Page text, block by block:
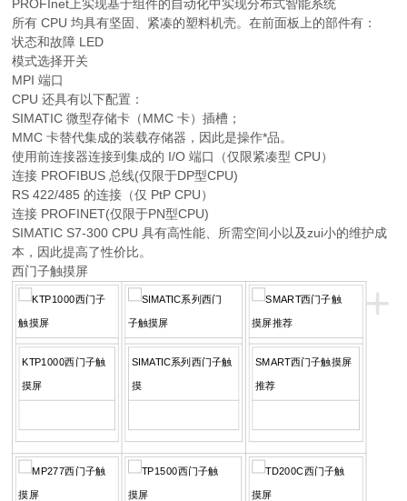
PROFInet上实现基于组件的自动化中实现分布式智能系统
所有 CPU 均具有坚固、紧凑的塑料机壳。在前面板上的部件有：
状态和故障 LED
模式选择开关
MPI 端口
CPU 还具有以下配置：
SIMATIC 微型存储卡（MMC 卡）插槽；
MMC 卡替代集成的装载存储器，因此是操作*品。
使用前连接器连接到集成的 I/O 端口（仅限紧凑型 CPU）
连接 PROFIBUS 总线(仅限于DP型CPU)
RS 422/485 的连接（仅 PtP CPU）
连接 PROFINET(仅限于PN型CPU)
SIMATIC S7-300 CPU 具有高性能、所需空间小以及zui小的维护成
本，因此提高了性价比。
西门子触摸屏
+
KTP1000西门子触
摸屏
SIMATIC系列西门子触
摸
SMART西门子触摸屏
推荐